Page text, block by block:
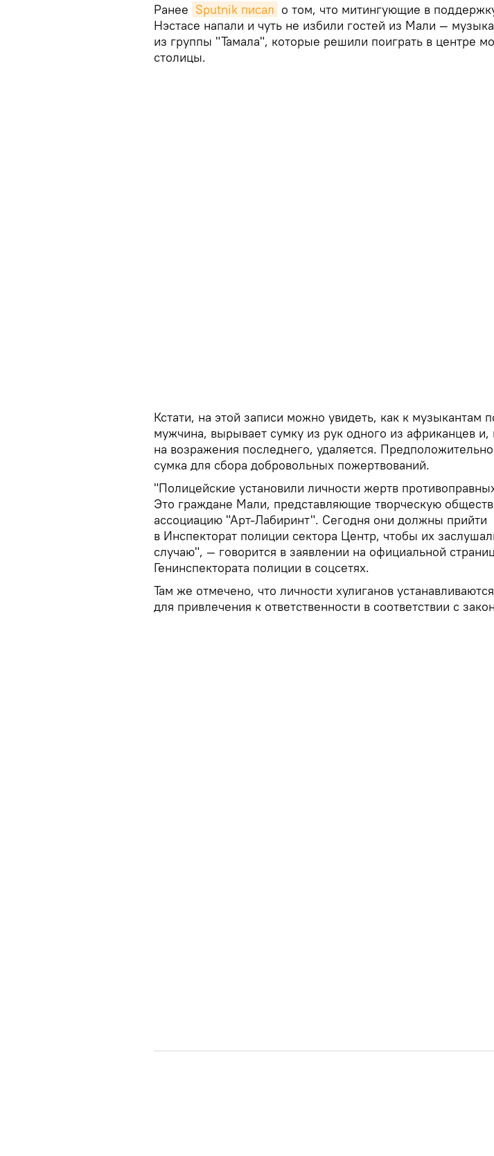
Ранее Sputnik писал о том, что митингующие в
Нэстасе напали и чуть не избили гостей из Мали —
из группы "Тамала", которые решили поиграть в центре
столицы.
Кстати, на этой записи можно увидеть, как к музыкантам
мужчина, вырывает сумку из рук одного из африканцев и,
на возражения последнего, удаляется.
сумка для сбора добровольных пожертвований.
"Полицейские установили личности жертв
Это граждане Мали, представляющие творческую
ассоциацию "Арт-Лабиринт". Сегодня они должны прийти
в Инспекторат полиции сектора Центр, чтобы их
случаю", — говорится в заявлении на официальной
Генинспектората полиции в соцсетях.
Там же отмечено, что личности хулиганов устанавливаются
для привлечения к ответственности в соответствии с